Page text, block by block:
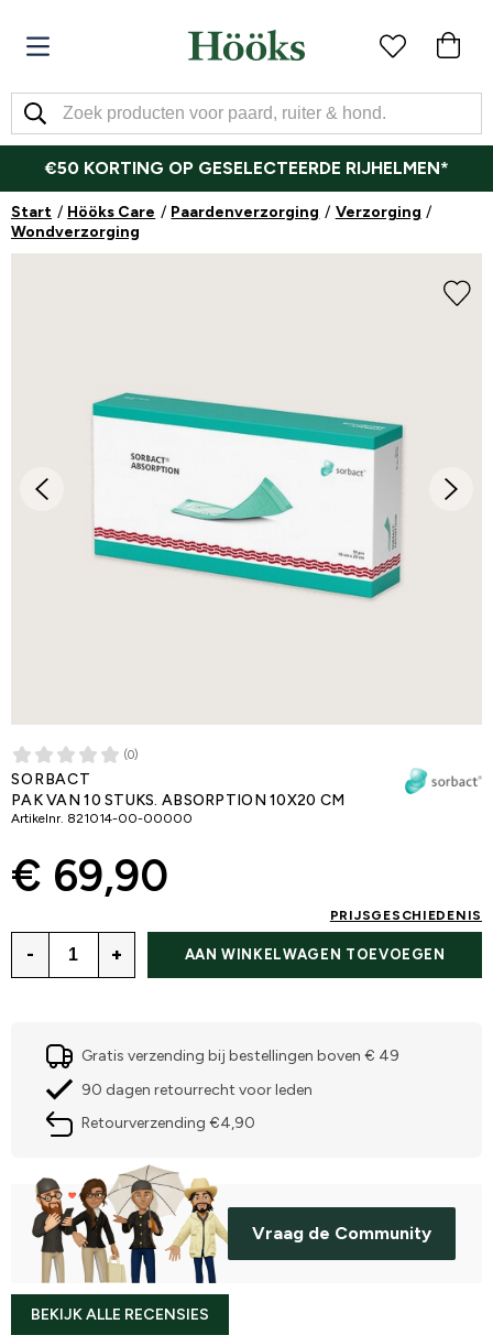
€50 KORTING OP GESELECTEERDE RIJHELMEN*
Start Hööks Care Paardenverzorging
Verzorging
Wondverzorging
(0)
SORBACT
PAK VAN 10 STUKS. ABSORPTION 10X20 CM
Artikelnr. 821014-00-00000
€ 69,90
PRIJSGESCHIEDENIS
- + AAN WINKELWAGEN TOEVOEGEN
Gratis verzending bij bestellingen boven € 49
90 dagen retourrecht voor leden
Retourverzending €4,90
Vraag de Community
BEKIJK ALLE RECENSIES